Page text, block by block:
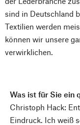
sind in Deutschland
Textilien werden
können wir unsere
verwirklichen.
Was ist für Sie ein
Christoph Hack:
Eindruck. Ich weiß